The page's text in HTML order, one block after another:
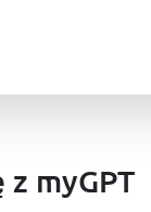
z myGPT